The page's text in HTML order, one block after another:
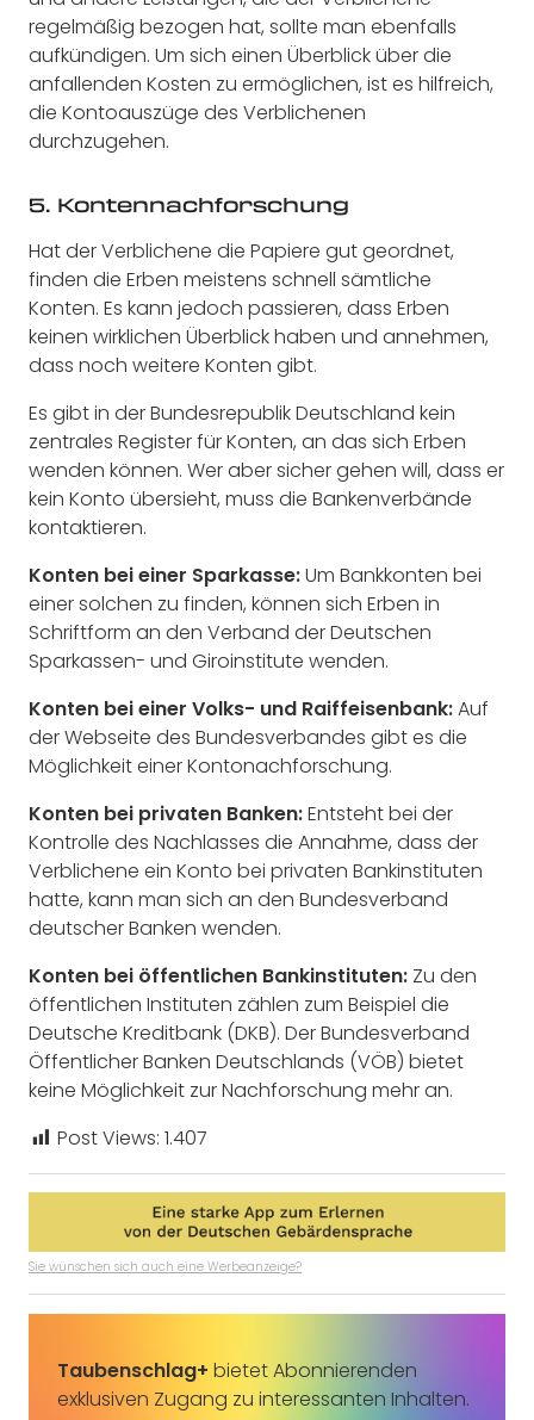
regelmäßig bezogen hat, sollte man ebenfalls
aufkündigen. Um sich einen Überblick über die
anfallenden Kosten zu ermöglichen, ist es hilfreich,
die Kontoauszüge des Verblichenen
durchzugehen.
5. Kontennachforschung
Hat der Verblichene die Papiere gut geordnet,
finden die Erben meistens schnell sämtliche
Konten. Es kann jedoch passieren, dass Erben
keinen wirklichen Überblick haben und annehmen,
dass noch weitere Konten gibt.
Es gibt in der Bundesrepublik Deutschland kein
zentrales Register für Konten, an das sich Erben
wenden können. Wer aber sicher gehen will, dass er
kein Konto übersieht, muss die Bankenverbände
kontaktieren.
Konten bei einer Sparkasse:Um Bankkonten bei
einer solchen zu finden, können sich Erben in
Schriftform an den Verband der Deutschen
Sparkassen- und Giroinstitute wenden.
Konten bei einer Volks- und Raiffeisenbank:Auf
der Webseite des Bundesverbandes gibt es die
Möglichkeit einer Kontonachforschung.
Konten bei privaten Banken:Entsteht bei der
Kontrolle des Nachlasses die Annahme, dass der
Verblichene ein Konto bei privaten Bankinstituten
hatte, kann man sich an den Bundesverband
deutscher Banken wenden.
Konten bei öffentlichen Bankinstituten: Zu den
öffentlichen Instituten zählen zum Beispiel die
Deutsche Kreditbank (DKB). Der Bundesverband
Öffentlicher Banken Deutschlands (VÖB) bietet
keine Möglichkeit zur Nachforschung mehr an.
Post Views: 1.407
Sie wünschen sich auch eine Werbeanzeige?
Taubenschlag+ bietet Abonnierenden
exklusiven Zugang zu interessanten Inhalten.